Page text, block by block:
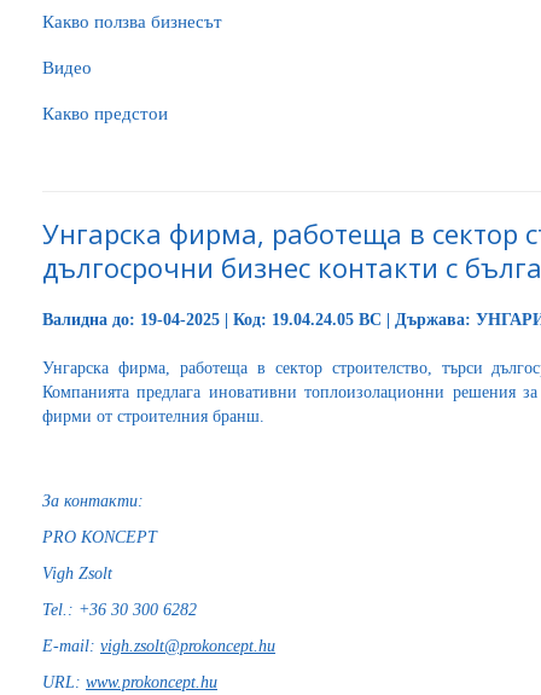
Какво ползва бизнесът
Видео
Какво предстои
Унгарска фирма, работеща в сектор
дългосрочни бизнес контакти с
Валидна до: 19-04-2025 | Код: 19.04.24.05 BC | Държава:
Унгарска фирма, работеща в сектор строителство, търси
Компанията предлага иновативни топлоизолационни решения
фирми от строителния бранш.
За контакти:
PRO KONCEPT
Vigh Zsolt
Tel.: +36 30 300 6282
E-mail: vigh.zsolt@prokoncept.hu
URL: www.prokoncept.hu